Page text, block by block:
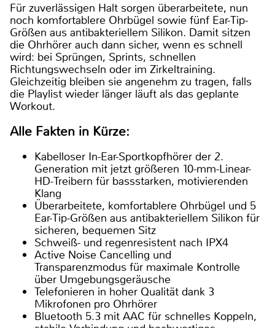
Für zuverlässigen Halt sorgen überarbeitete, nun
noch komfortablere Ohrbügel sowie fünf Ear-Tip-
Größen aus antibakteriellem Silikon. Damit sitzen
die Ohrhörer auch dann sicher, wenn es schnell
wird: bei Sprüngen, Sprints, schnellen
Richtungswechseln oder im Zirkeltraining.
Gleichzeitig bleiben sie angenehm zu tragen, falls
die Playlist wieder länger läuft als das geplante
Workout.
Alle Fakten in Kürze:
Kabelloser In-Ear-Sportkopfhörer der 2.
Generation mit jetzt größeren 10-mm-Linear-
HD-Treibern für bassstarken, motivierenden
Klang
Überarbeitete, komfortablere Ohrbügel und 5
Ear-Tip-Größen aus antibakteriellem Silikon für
sicheren, bequemen Sitz
Schweiß- und regenresistent nach IPX4
Active Noise Cancelling und
Transparenzmodus für maximale Kontrolle
über Umgebungsgeräusche
Telefonieren in hoher Qualität dank 3
Mikrofonen pro Ohrhörer
Bluetooth 5.3 mit AAC für schnelles Koppeln,